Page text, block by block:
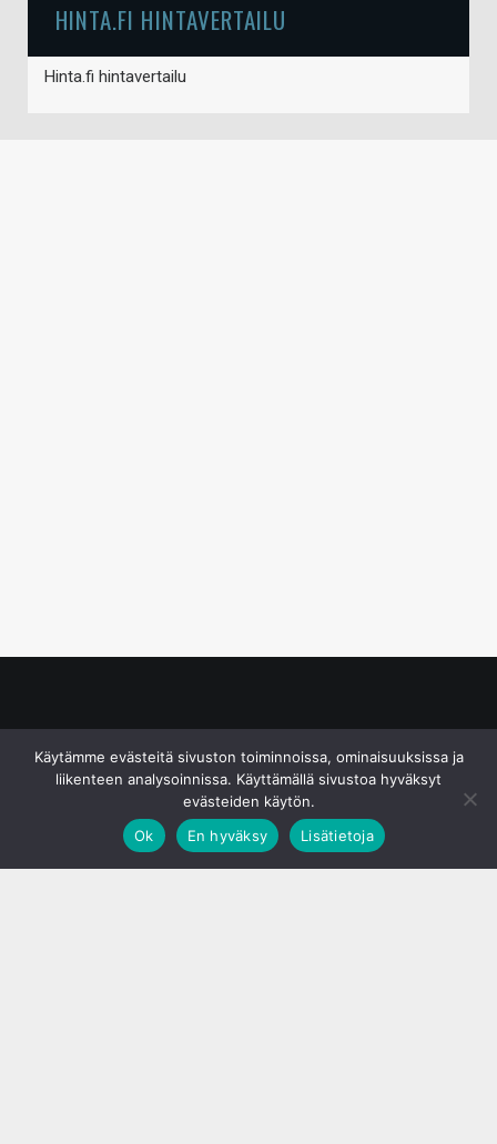
HINTA.FI HINTAVERTAILU
Hinta.fi hintavertailu
Käytämme evästeitä sivuston toiminnoissa, ominaisuuksissa ja
liikenteen analysoinnissa. Käyttämällä sivustoa hyväksyt
evästeiden käytön.
Ok
En hyväksy Lisätietoja